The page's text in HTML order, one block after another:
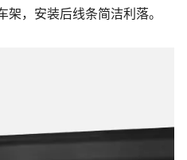
，安装后线条简洁利落。